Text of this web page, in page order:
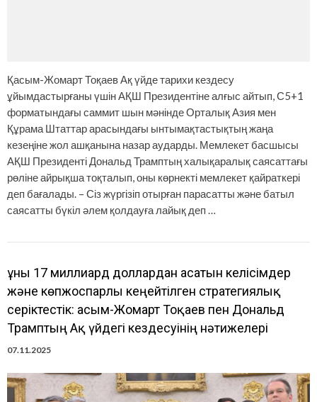
Қасым-Жомарт Тоқаев Ақ үйде тарихи кездесу
ұйымдастырғаны үшін АҚШ Президентіне алғыс айтып, С5+1
форматындағы саммит шын мәнінде Орталық Азия мен
Құрама Штаттар арасындағы ынтымақтастықтың жаңа
кезеңіне жол ашқанына назар аударды. Мемлекет басшысы
АҚШ Президенті Дональд Трамптың халықаралық саясаттағы
рөліне айрықша тоқталып, оны көрнекті мемлекет қайраткері
деп бағалады. – Сіз жүргізіп отырған парасатты және батыл
саясатты бүкіл әлем қолдауға лайық деп …
Құны 17 миллиард доллардан асатын келісімдер
және көпжоспарлы кеңейтілген стратегиялық
серіктестік: Қасым-Жомарт Тоқаев пен Дональд
Трамптың Ақ үйдегі кездесуінің нәтижелері
07.11.2025